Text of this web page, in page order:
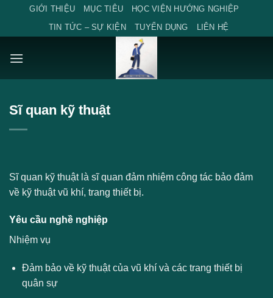
content
GIỚI THIỆU MỤC TIÊU
HỌC VIỆN HƯỚNG NGHIỆP
TIN TỨC – SỰ KIỆN
TUYỂN DỤNG LIÊN HỆ
Sĩ quan kỹ thuật
Sĩ quan kỹ thuật là sĩ quan đảm nhiệm công tác bảo đảm
về kỹ thuật vũ khí, trang thiết bị.
Yêu cầu nghề nghiệp
Nhiệm vụ
Đảm bảo về kỹ thuật của vũ khí và các trang thiết bị
quân sự